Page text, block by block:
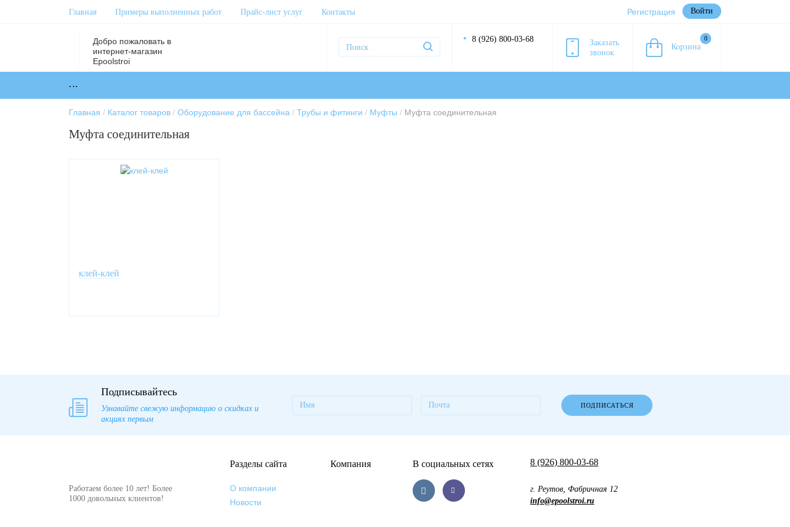
Главная Примеры выполненных работ Прайс-лист услуг Контакты Регистрация Войти
Добро пожаловать в
интернет-магазин
Epoolstroi
Корзина
0
Заказать
звонок
8 (926) 800-03-68
...
Главная Каталог товаров Оборудование для бассейна Трубы и фитинги Муфты Муфта соединительная
Муфта соединительная
клей-клей
Подписывайтесь
Узнавайте свежую информацию о скидках и
акциях первым
ПОДПИСАТЬСЯ
Работаем более 10 лет! Более
1000 довольных клиентов!
Разделы сайта
О компании
Новости
Компания В социальных сетях 8 (926) 800-03-68
г. Реутов, Фабричная 12
info@epoolstroi.ru